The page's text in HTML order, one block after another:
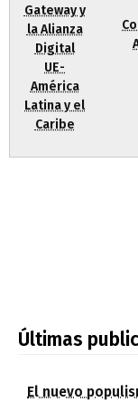
Gateway y
la Alianza
Digital
UE-
América
Latina y el
Caribe
Últimas
El nuevo